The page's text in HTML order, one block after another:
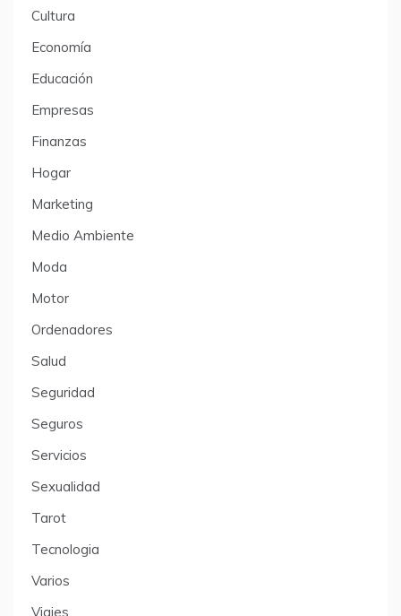
Cultura
Economía
Educación
Empresas
Finanzas
Hogar
Marketing
Medio Ambiente
Moda
Motor
Ordenadores
Salud
Seguridad
Seguros
Servicios
Sexualidad
Tarot
Tecnologia
Varios
Viajes